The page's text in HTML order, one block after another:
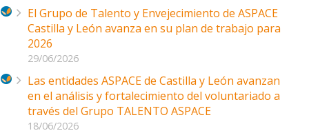
El Grupo de Talento y Envejecimiento de ASPACE
Castilla y León avanza en su plan de trabajo para
2026
29/06/2026
Las entidades ASPACE de Castilla y León avanzan
en el análisis y fortalecimiento del voluntariado a
través del Grupo TALENTO ASPACE
18/06/2026